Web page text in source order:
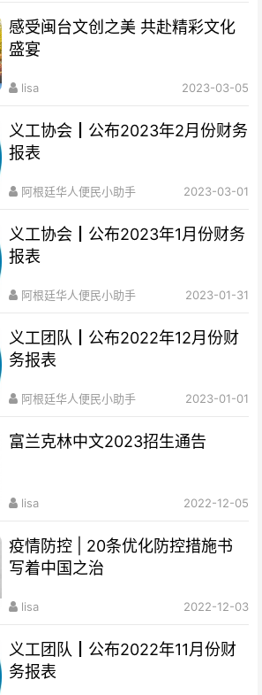
感受闽台文创之美 共赴精彩文化
盛宴
lisa 2023-03-05
义工协会┃公布2023年2月份财务
报表
阿根廷华人便民小助手 2023-03-01
义工协会┃公布2023年1月份财务
报表
阿根廷华人便民小助手 2023-01-31
义工团队┃公布2022年12月份财
务报表
阿根廷华人便民小助手 2023-01-01
富兰克林中文2023招生通告
lisa 2022-12-05
疫情防控 | 20条优化防控措施书
写着中国之治
lisa 2022-12-03
义工团队┃公布2022年11月份财
务报表